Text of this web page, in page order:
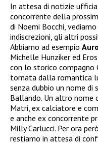
In attesa di notizie
concorrente della
di Noemi Bocchi,
indiscrezioni, gli altri
Abbiamo ad esempio
Michelle Hunziker ed
con lo storico compagno
tornata dalla romantica
senza dubbio un nome di
Ballando. Un altro nome
Matri, ex calciatore e
e anche ex concorrente
Milly Carlucci. Per ora
restiamo in attesa di